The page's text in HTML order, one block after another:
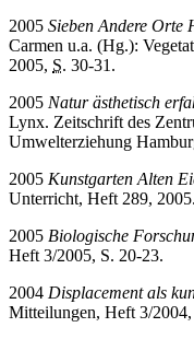
2005 Sieben Andere Orte
Carmen u.a. (Hg.):
2005, S. 30-31.
2005 Natur ästhetisch
Lynx. Zeitschrift des
Umwelterziehung
2005 Kunstgarten Alten
Unterricht, Heft 289, 2005.
2005 Biologische
Heft 3/2005, S. 20-23.
2004 Displacement als
Mitteilungen, Heft 3/2004,